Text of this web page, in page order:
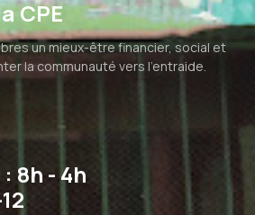
CPE
un mieux-être financier, social et
la communauté vers l’entraide.
8h - 4h